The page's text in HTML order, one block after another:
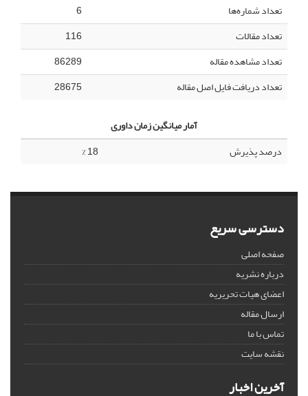
تعداد شماره‌ها
6
تعداد مقالات
116
تعداد مشاهده مقاله
86289
تعداد دریافت فایل اصل مقاله
28675
آمار میانگین زمان داوری
درصد پذیرش
18 %
دسترسی سریع
صفحه اصلی
درباره نشریه
اعضای هیات تحریریه
ارسال مقاله
تماس با ما
نقشه سایت
آخرین اخبار